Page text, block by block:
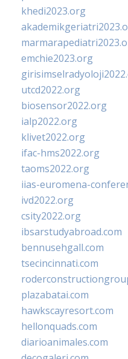
khedi2023.org
emchie2023.org
utcd2022.org
biosensor2022.org
ialp2022.org
klivet2022.org
ifac-hms2022.org
taoms2022.org
iias-euromena-
ivd2022.org
csity2022.org
ibsarstudyabroad.com
bennusehgall.com
tsecincinnati.com
plazabatai.com
hawkscayresort.com
hellonquads.com
diarioanimales.com